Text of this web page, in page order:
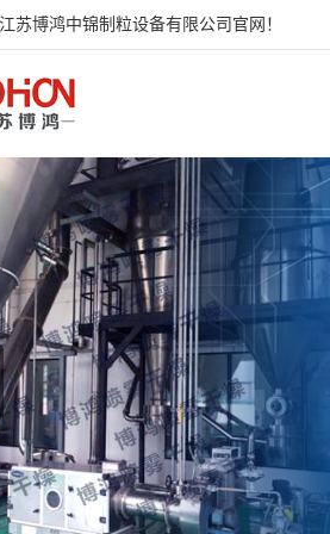
苏博鸿中锦制粒设备有限公司官网！